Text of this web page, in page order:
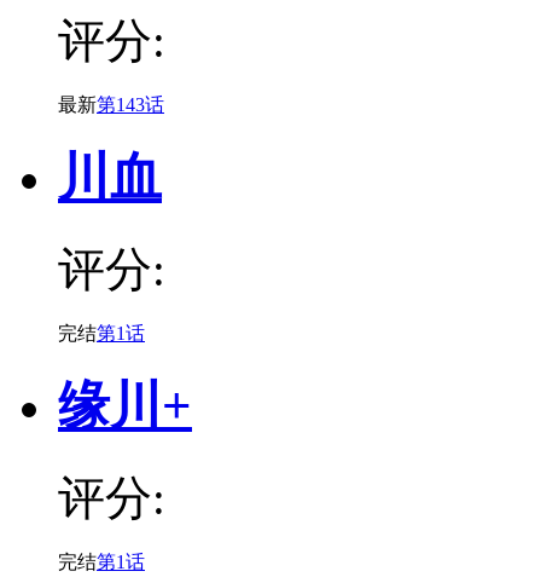
评分:
最新第143话
川血
评分:
完结第1话
缘川+
评分:
完结第1话